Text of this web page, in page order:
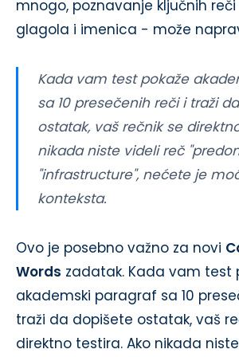
mnogo, poznavanje ključnih
glagola i imenica - može
Kada vam test pokaže
sa 10 presečenih reči i traži
ostatak, vaš rečnik se
nikada niste videli reč
"infrastructure", nećete je
konteksta.
Ovo je posebno važno za novi
Words zadatak. Kada vam test
akademski paragraf sa 10
traži da dopišete ostatak, vaš
direktno testira. Ako nikada